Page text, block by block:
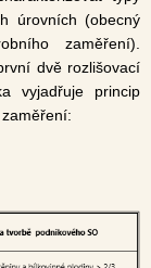
úrovních (obecný
zaměření).
dvě rozlišovací
vyjadřuje princip